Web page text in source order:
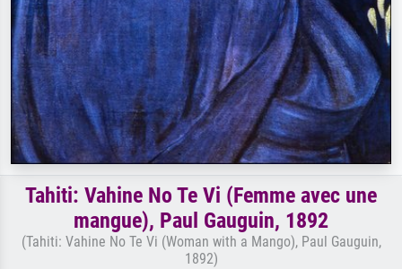
Tahiti: Vahine No Te Vi (Femme avec une
mangue), Paul Gauguin, 1892
(Tahiti: Vahine No Te Vi (Woman with a Mango), Paul Gauguin,
1892)